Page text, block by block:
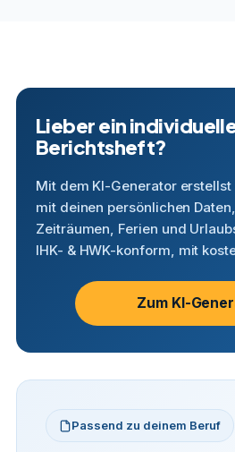
Lieber ein
Berichtsheft?
Mit dem KI-Generator
mit deinen persönlichen
Zeiträumen, Ferien und
IHK- & HWK-konform, mit
Zum KI-
Passend zu deinem Beruf